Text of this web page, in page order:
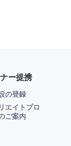
ー提携
の登録
エイトプロ
ご案内